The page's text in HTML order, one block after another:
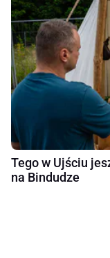
Tego w Ujściu
na Bindudze